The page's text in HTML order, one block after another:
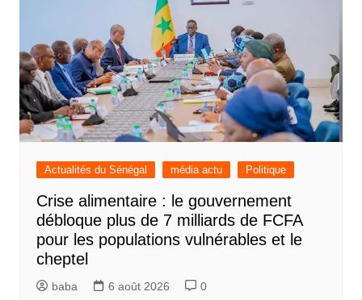
Actualités du Sénégal média actu Politique
Crise alimentaire : le gouvernement
débloque plus de 7 milliards de FCFA
pour les populations vulnérables et le
cheptel
baba 6 août 2026 0